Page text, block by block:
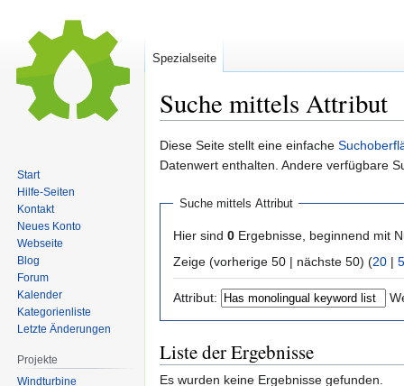
Suche mittels Attribut
Zur
Navigation
Zur
Suche
Diese Seite stellt eine einfache
Datenwert enthalten. Andere verfügbare
Suche mittels Attribut
Hier sind 0 Ergebnisse, beginnend mit
Zeige (vorherige 50 | nächste 50) (20 |
Attribut:
Liste der Ergebnisse
Es wurden keine Ergebnisse gefunden.
Spezialseite
Start
Hilfe-Seiten
Kontakt
Neues Konto
Webseite
Blog
Forum
Kalender
Kategorienliste
Letzte Änderungen
Projekte
Windturbine